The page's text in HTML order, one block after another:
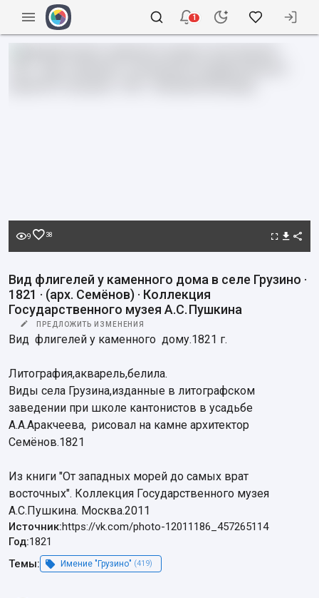
1
9 38
Вид флигелей у каменного дома в селе Грузино ·
1821 · (арх. Семёнов) · Коллекция
Государственного музея А.С. Пушкина
ПРЕДЛОЖИТЬ ИЗМЕНЕНИЯ
Вид  флигелей у каменного  дому.1821 г.
Литография,акварель,белила.
Виды села Грузина,изданные в литографском
заведении при школе кантонистов в усадьбе
А.А.Аракчеева,  рисовал на камне архитектор
Семёнов.1821
Из книги "От западных морей до самых врат
восточных". Коллекция Государственного музея
А.С.Пушкина. Москва.2011
Источник:https://vk.com/photo-12011186_457265114
Год:1821
Темы:
Имение "Грузино" (419)